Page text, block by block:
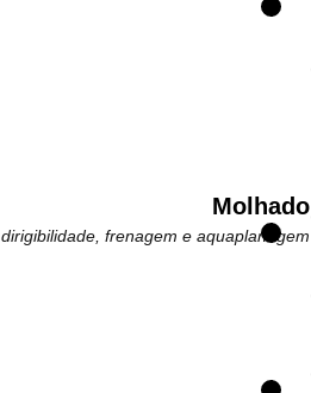
Molhado
dirigibilidade, frenagem e aquaplanagem